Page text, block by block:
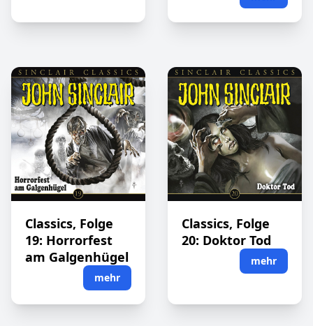
Classics, Folge
19: Horrorfest
am Galgenhügel
mehr
Classics, Folge
20: Doktor Tod
mehr